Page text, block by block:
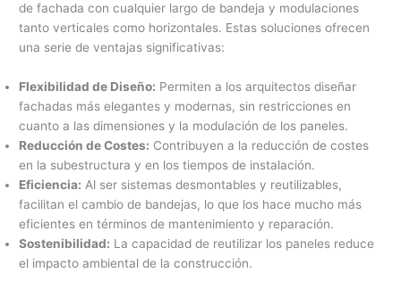
de fachada con cualquier largo de bandeja y modulaciones
tanto verticales como horizontales. Estas soluciones ofrecen
una serie de ventajas significativas:
Flexibilidad de Diseño: Permiten a los arquitectos diseñar
fachadas más elegantes y modernas, sin restricciones en
cuanto a las dimensiones y la modulación de los paneles.
Reducción de Costes: Contribuyen a la reducción de costes
en la subestructura y en los tiempos de instalación.
Eficiencia: Al ser sistemas desmontables y reutilizables,
facilitan el cambio de bandejas, lo que los hace mucho más
eficientes en términos de mantenimiento y reparación.
Sostenibilidad: La capacidad de reutilizar los paneles reduce
el impacto ambiental de la construcción.